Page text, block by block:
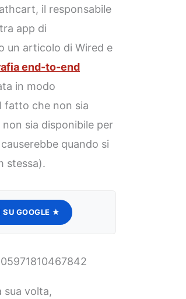
il responsabile
app di
un articolo di Wired e
end-to-end
in modo
fatto che non sia
sia disponibile per
quando si
stessa).
SU GOOGLE ★
sua volta,